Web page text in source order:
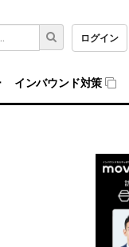
ログイン
インバウンド対策